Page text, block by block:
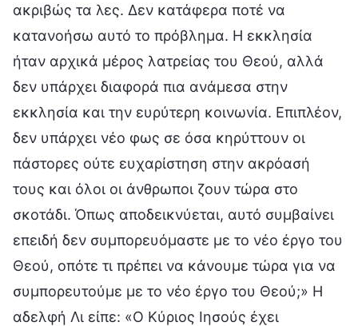
ακριβώς τα λες. Δεν κατάφερα ποτέ να
κατανοήσω αυτό το πρόβλημα. Η εκκλησία
ήταν αρχικά μέρος λατρείας του Θεού, αλλά
δεν υπάρχει διαφορά πια ανάμεσα στην
εκκλησία και την ευρύτερη κοινωνία. Επιπλέον,
δεν υπάρχει νέο φως σε όσα κηρύττουν οι
πάστορες ούτε ευχαρίστηση στην ακρόασή
τους και όλοι οι άνθρωποι ζουν τώρα στο
σκοτάδι. Όπως αποδεικνύεται, αυτό συμβαίνει
επειδή δεν συμπορευόμαστε με το νέο έργο του
Θεού, οπότε τι πρέπει να κάνουμε τώρα για να
συμπορευτούμε με το νέο έργο του Θεού;» Η
αδελφή Λι είπε: «Ο Κύριος Ιησούς έχει